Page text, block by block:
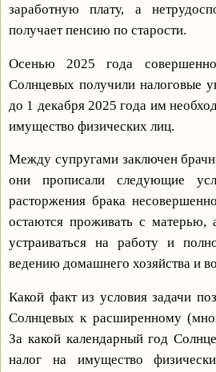
заработную плату, а
получает пенсию по старости.
Осенью 2025 года
Солнцевых получили налоговые
до 1 декабря 2025 года им
имущество физических лиц.
Между супругами заключен
они прописали следующие
расторжения брака
остаются проживать с матерью,
устраиваться на работу и
ведению домашнего хозяйства и
Какой факт из условия задачи
Солнцевых к расширенному
За какой календарный год
налог на имущество